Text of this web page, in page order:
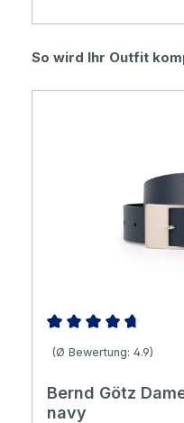
Produktgalerie
So wird Ihr Outfit
Durchschnittliche
(Ø Bewertung: 4.9)
Bernd Götz
navy